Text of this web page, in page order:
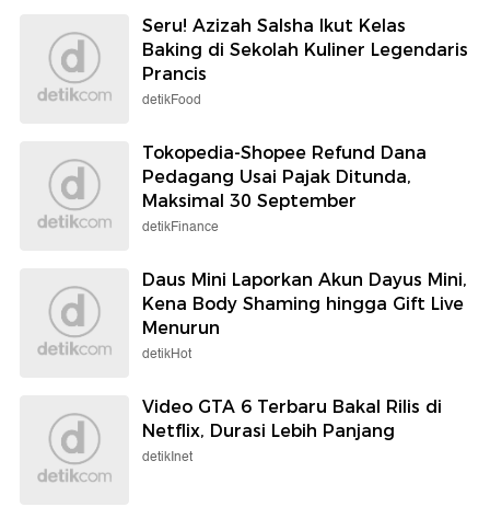
Seru! Azizah Salsha Ikut Kelas
Baking di Sekolah Kuliner Legendaris
Prancis
detikFood
Tokopedia-Shopee Refund Dana
Pedagang Usai Pajak Ditunda,
Maksimal 30 September
detikFinance
Daus Mini Laporkan Akun Dayus Mini,
Kena Body Shaming hingga Gift Live
Menurun
detikHot
Video GTA 6 Terbaru Bakal Rilis di
Netflix, Durasi Lebih Panjang
detikInet